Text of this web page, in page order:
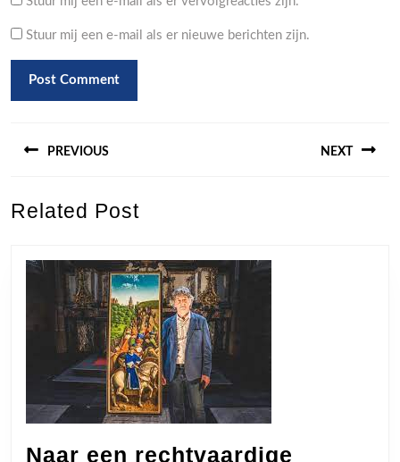
Stuur mij een e-mail als er nieuwe berichten zijn.
PREVIOUS
post:
NEXT
Related Post
Naar een rechtvaardige